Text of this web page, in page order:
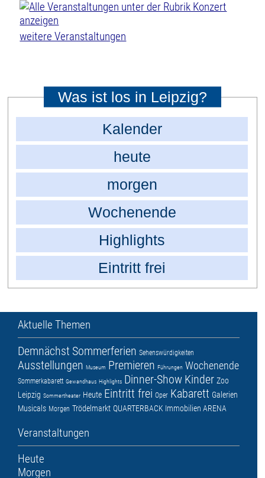
weitere Veranstaltungen
Was ist los in Leipzig?
Kalender
heute
morgen
Wochenende
Highlights
Eintritt frei
Aktuelle Themen
Demnächst Sommerferien Sehenswürdigkeiten
Ausstellungen Museum Premieren Führungen Wochenende
Sommerkabarett Gewandhaus Highlights Dinner-Show Kinder Zoo
Leipzig Sommertheater Heute Eintritt frei Oper Kabarett Galerien
Musicals Morgen Trödelmarkt QUARTERBACK Immobilien ARENA
Veranstaltungen
Heute
Morgen